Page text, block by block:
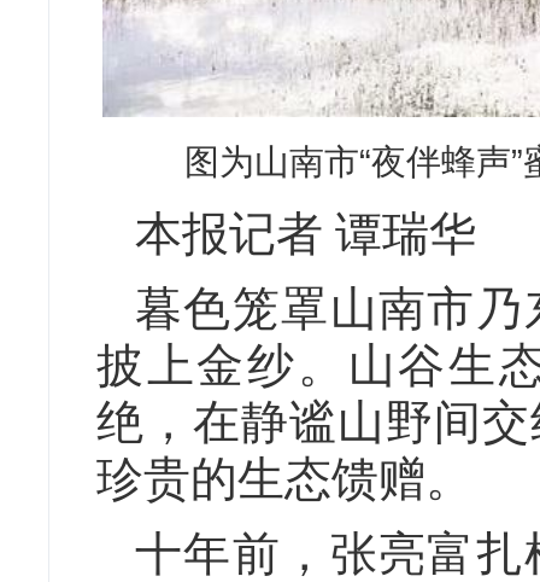
图为山南市“夜伴蜂声
本报记者 谭瑞华
暮色笼罩山南市
披上金纱。山谷生
绝，在静谧山野间
珍贵的生态馈赠。
十年前，张亮富